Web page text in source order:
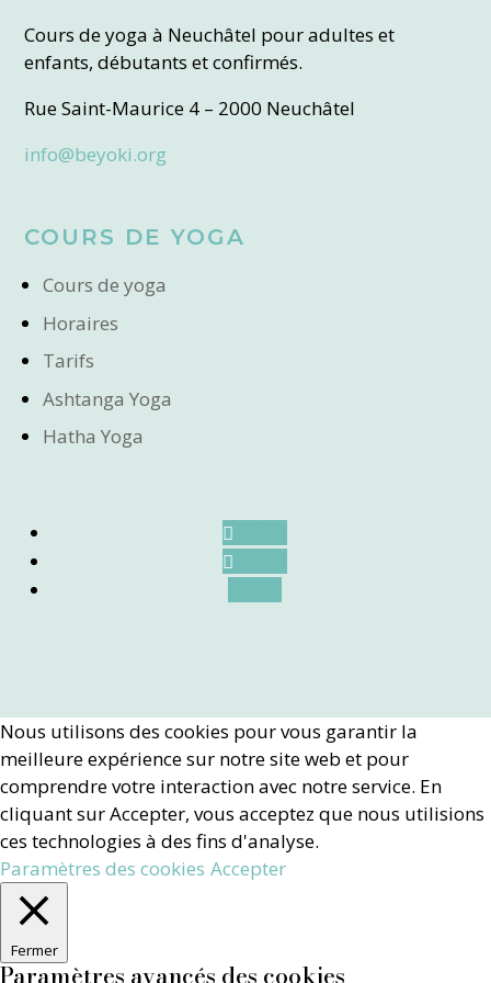
Cours de yoga à Neuchâtel pour adultes et
enfants, débutants et confirmés.
Rue Saint-Maurice 4 – 2000 Neuchâtel
info@beyoki.org
COURS DE YOGA
Cours de yoga
Horaires
Tarifs
Ashtanga Yoga
Hatha Yoga
Nous utilisons des cookies pour vous garantir la
meilleure expérience sur notre site web et pour
comprendre votre interaction avec notre service. En
cliquant sur Accepter, vous acceptez que nous utilisions
ces technologies à des fins d'analyse.
Paramètres des cookies Accepter
Fermer
Paramètres avancés des cookies